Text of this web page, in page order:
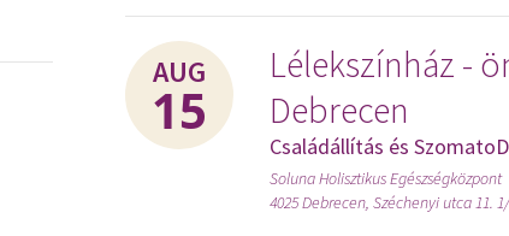
AUG
15
Lélekszínház -
Debrecen
Családállítás és
Soluna Holisztikus Egészségközpont
4025 Debrecen, Széchenyi utca 11.